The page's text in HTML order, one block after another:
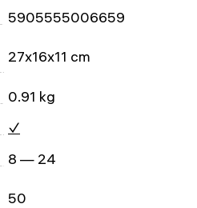
5905555006659
27x16x11 cm
0.91 kg
✓
8 — 24
50